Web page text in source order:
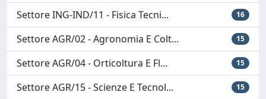
Settore ING-IND/11 - Fisica Tecni... 16
Settore AGR/02 - Agronomia E Colt... 15
Settore AGR/04 - Orticoltura E Fl... 15
Settore AGR/15 - Scienze E Tecnol... 15